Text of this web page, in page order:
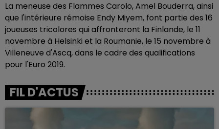
La meneuse des Flammes Carolo, Amel Bouderra, ainsi
que l'intérieure rémoise Endy Miyem, font partie des 16
joueuses tricolores qui affronteront la Finlande, le 11
novembre à Helsinki et la Roumanie, le 15 novembre à
Villeneuve d'Ascq, dans le cadre des qualifications
pour l'Euro 2019.
FIL D'ACTUS